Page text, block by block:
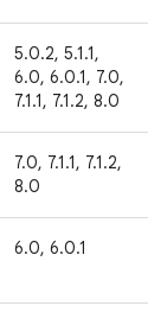
5.0.2, 5.1.1,
6.0, 6.0.1, 7.0,
7.1.1, 7.1.2, 8.0
7.0, 7.1.1, 7.1.2,
8.0
6.0, 6.0.1